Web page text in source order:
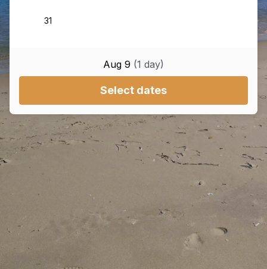
Aug 9 (1 day)
Select dates